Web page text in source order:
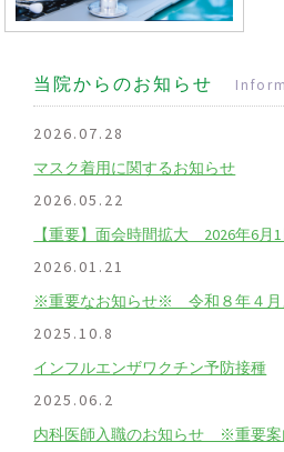
当院からのお知らせ
2026.07.28
マスク着用に関するお知らせ
2026.05.22
【重要】面会時間拡大 2026年6月1
2026.01.21
※重要なお知らせ※ 令和８年４月
2025.10.8
インフルエンザワクチン予防接種
2025.06.2
内科医師入職のお知らせ ※重要